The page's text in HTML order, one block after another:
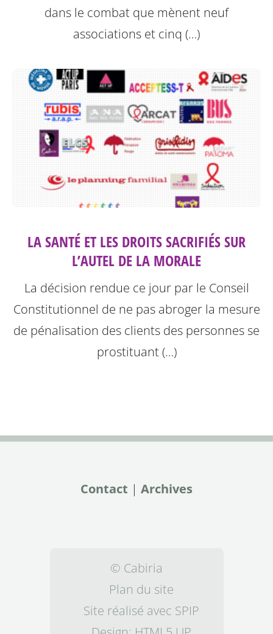
dans le combat que mènent neuf
associations et cinq (…)
LA SANTÉ ET LES DROITS SACRIFIÉS SUR
L’AUTEL DE LA MORALE
La décision rendue ce jour par le Conseil
Constitutionnel de ne pas abroger la mesure
de pénalisation des clients des personnes se
prostituant (…)
Contact | Archives
© Cabiria
Plan du site
Site réalisé avec SPIP